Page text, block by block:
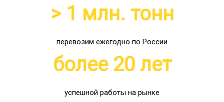
> 1 млн. тонн
перевозим ежегодно по России
более 20 лет
успешной работы на рынке